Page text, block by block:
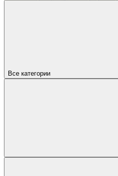
Все категории